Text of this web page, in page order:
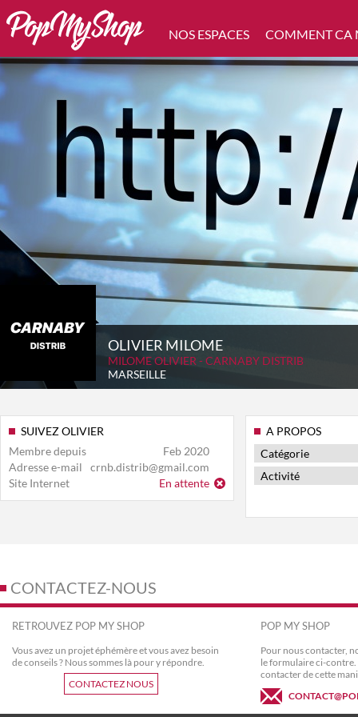
NOS ESPACES COMMENT CA
OLIVIER MILOME
MILOME OLIVIER - CARNABY DISTRIB
MARSEILLE
SUIVEZ OLIVIER
Membre depuis
Feb 2020
Adresse e-mail
crnb.distrib@gmail.com
Site Internet
En attente
A PROPOS
Catégorie
Activité
CONTACTEZ-NOUS
RETROUVEZ POP MY SHOP
Vous avez un projet éphémère et vous avez besoin
de conseils ? Nous sommes là pour y répondre.
CONTACTEZ NOUS
POP MY SHOP
Pour nous contacter,
le formulaire ci-contre.
contacter de cette